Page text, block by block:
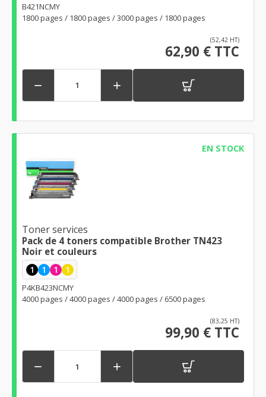
B421NCMY
1800 pages / 1800 pages / 3000 pages / 1800 pages
(52,42 HT)
62,90 € TTC
 
EN STOCK
Toner services
Pack de 4 toners compatible Brother TN423
Noir et couleurs
1 1 1 1
P4KB423NCMY
4000 pages / 4000 pages / 4000 pages / 6500 pages
(83,25 HT)
99,90 € TTC
 